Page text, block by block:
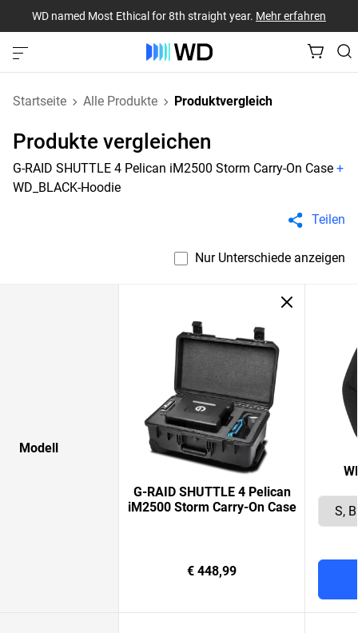
WD named Most Ethical for 8th straight year. Mehr erfahren
Startseite Alle Produkte Produktvergleich
Produkte vergleichen
G-RAID SHUTTLE 4 Pelican iM2500 Storm Carry-On Case +
WD_BLACK-Hoodie
Teilen
Nur Unterschiede anzeigen
Modell
G-RAID SHUTTLE 4 Pelican
iM2500 Storm Carry-On Case
€ 448,99